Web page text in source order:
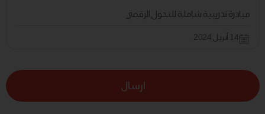
مبادرة تدريبية شاملة للتحول الرقمي
14 أبريل 2024
ارسال